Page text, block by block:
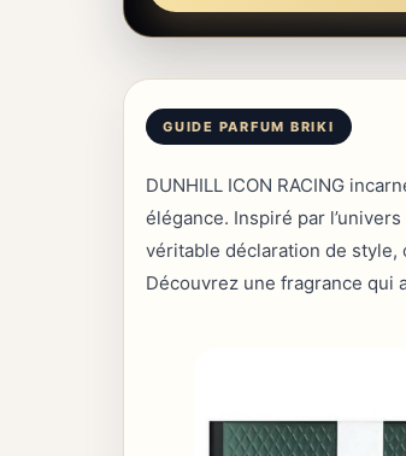
DUNHILL ICON RACING
élégance. Inspiré par
véritable déclaration de style,
Découvrez une fragrance qui